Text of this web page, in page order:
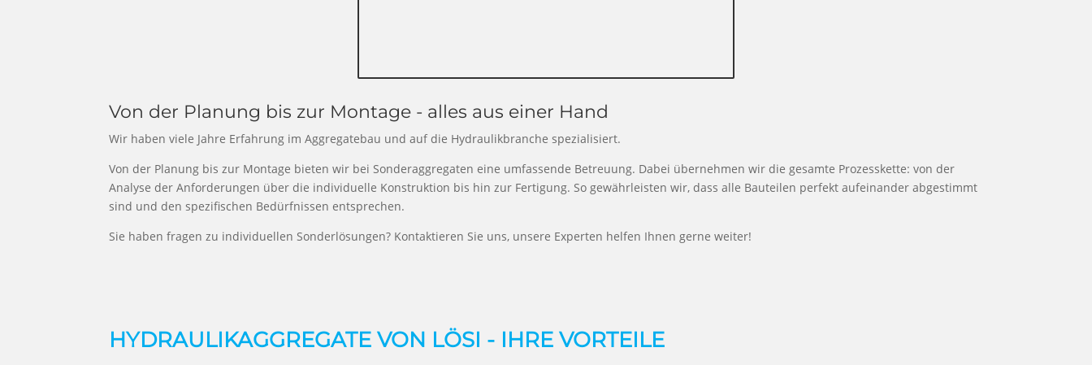
Von der Planung bis zur Montage - alles aus einer Hand
Wir haben viele Jahre Erfahrung im Aggregatebau und auf die Hydraulikbranche spezialisiert.
Von der Planung bis zur Montage bieten wir bei Sonderaggregaten eine umfassende Betreuung. Dabei übernehmen wir die gesamte Prozesskette: von der
Analyse der Anforderungen über die individuelle Konstruktion bis hin zur Fertigung. So gewährleisten wir, dass alle Bauteilen perfekt aufeinander abgestimmt
sind und den spezifischen Bedürfnissen entsprechen.
Sie haben fragen zu individuellen Sonderlösungen? Kontaktieren Sie uns, unsere Experten helfen Ihnen gerne weiter!
HYDRAULIKAGGREGATE VON LÖSI - IHRE VORTEILE